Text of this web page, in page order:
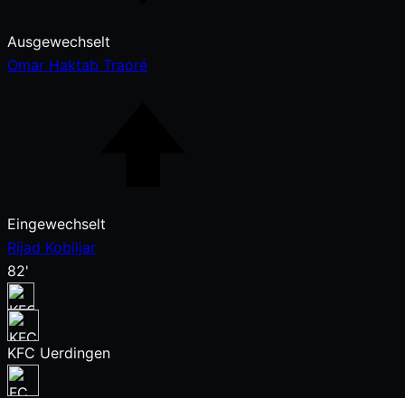
Ausgewechselt
Omar Haktab Traoré
Eingewechselt
Rijad Kobiljar
82'
KFC Uerdingen